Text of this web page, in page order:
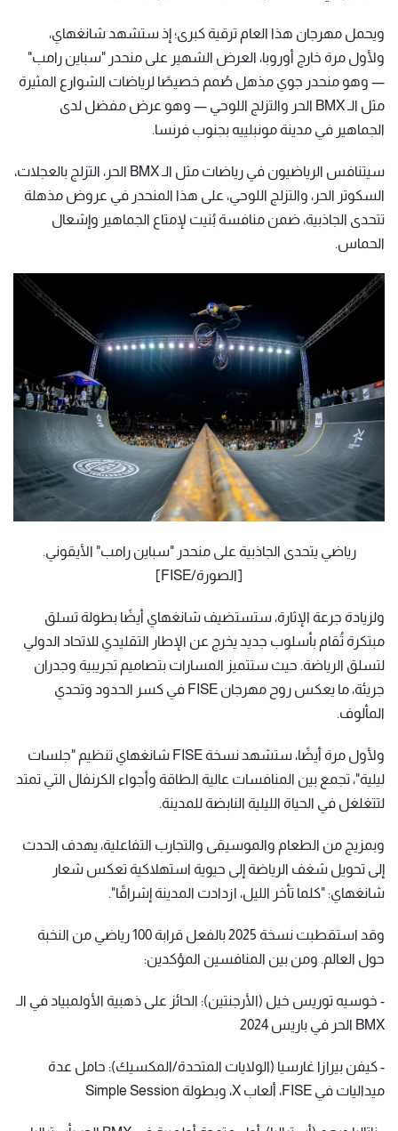
ويحمل مهرجان هذا العام ترقية كبرى؛ إذ ستشهد شانغهاي،
ولأول مرة خارج أوروبا، العرض الشهير على منحدر "سباين رامب"
— وهو منحدر جوي مذهل صُمم خصيصًا لرياضات الشوارع المثيرة
مثل الـ BMX الحر والتزلج اللوحي — وهو عرض مفضل لدى
الجماهير في مدينة مونبلييه بجنوب فرنسا.
سيتنافس الرياضيون في رياضات مثل الـ BMX الحر، التزلج بالعجلات،
السكوتر الحر، والتزلج اللوحي، على هذا المنحدر في عروض مذهلة
تتحدى الجاذبية، ضمن منافسة بُنيت لإمتاع الجماهير وإشعال
الحماس.
رياضي يتحدى الجاذبية على منحدر "سباين رامب" الأيقوني.
[الصورة/FISE]
ولزيادة جرعة الإثارة، ستستضيف شانغهاي أيضًا بطولة تسلق
مبتكرة تُقام بأسلوب جديد يخرج عن الإطار التقليدي للاتحاد الدولي
لتسلق الرياضة. حيث ستتميز المسارات بتصاميم تجريبية وجدران
جريئة، ما يعكس روح مهرجان FISE في كسر الحدود وتحدي
المألوف.
ولأول مرة أيضًا، ستشهد نسخة FISE شانغهاي تنظيم "جلسات
ليلية"، تجمع بين المنافسات عالية الطاقة وأجواء الكرنفال التي تمتد
لتتغلغل في الحياة الليلية النابضة للمدينة.
وبمزيج من الطعام والموسيقى والتجارب التفاعلية، يهدف الحدث
إلى تحويل شغف الرياضة إلى حيوية استهلاكية تعكس شعار
شانغهاي: "كلما تأخر الليل، ازدادت المدينة إشراقًا".
وقد استقطبت نسخة 2025 بالفعل قرابة 100 رياضي من النخبة
حول العالم. ومن بين المنافسين المؤكدين:
- خوسيه توريس خيل (الأرجنتين): الحائز على ذهبية الأولمبياد في الـ
BMX الحر في باريس 2024
- كيفن بيرازا غارسيا (الولايات المتحدة/المكسيك): حامل عدة
ميداليات في FISE، ألعاب X، وبطولة Simple Session